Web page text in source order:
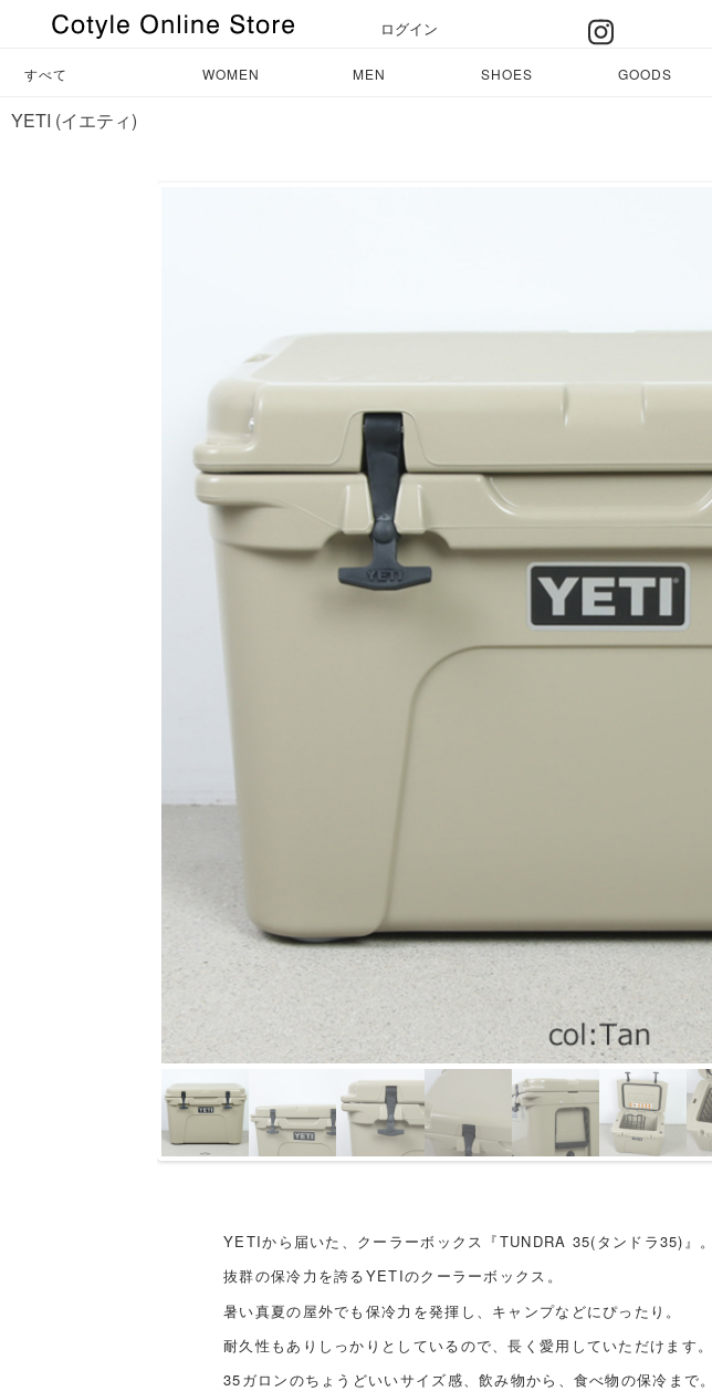
ログイン
すべて WOMEN MEN SHOES GOODS
YETI (イエティ)
YETIから届いた、クーラーボックス『TUNDRA 35(タンドラ35)』。
抜群の保冷力を誇るYETIのクーラーボックス。
暑い真夏の屋外でも保冷力を発揮し、キャンプなどにぴったり。
耐久性もありしっかりとしているので、長く愛用していただけます。
35ガロンのちょうどいいサイズ感、飲み物から、食べ物の保冷まで。